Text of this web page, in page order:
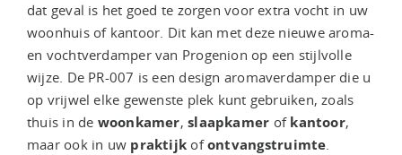
dat geval is het goed te zorgen voor extra vocht in uw
woonhuis of kantoor. Dit kan met deze nieuwe aroma-
en vochtverdamper van Progenion op een stijlvolle
wijze. De PR-007 is een design aromaverdamper die u
op vrijwel elke gewenste plek kunt gebruiken, zoals
thuis in de woonkamer,slaapkamer of kantoor,
maar ook in uw praktijk ofontvangstruimte.